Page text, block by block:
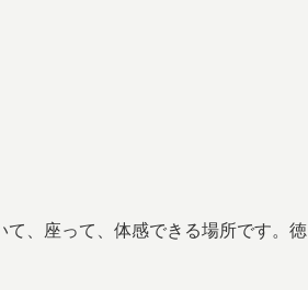
、座って、体感できる場所です。徳